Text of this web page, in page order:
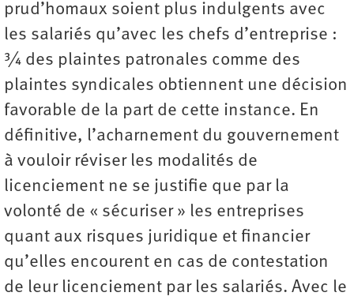
prud’homaux soient plus indulgents avec
les salariés qu’avec les chefs d’entreprise :
¾ des plaintes patronales comme des
plaintes syndicales obtiennent une décision
favorable de la part de cette instance. En
définitive, l’acharnement du gouvernement
à vouloir réviser les modalités de
licenciement ne se justifie que par la
volonté de « sécuriser » les entreprises
quant aux risques juridique et financier
qu’elles encourent en cas de contestation
de leur licenciement par les salariés. Avec le